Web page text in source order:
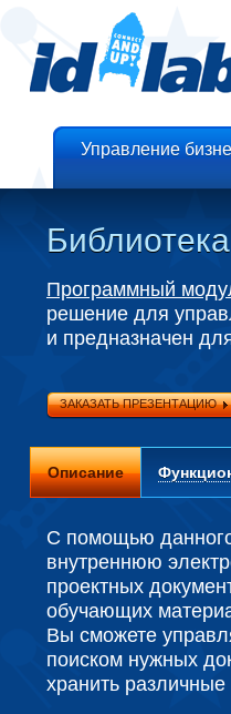
Управление
Программный
решение для
и предназначен
ЗАКАЗАТЬ ПРЕЗЕНТАЦИЮ
Описание
С помощью
внутреннюю
проектных
обучающих
Вы сможете
поиском нужных
хранить различные